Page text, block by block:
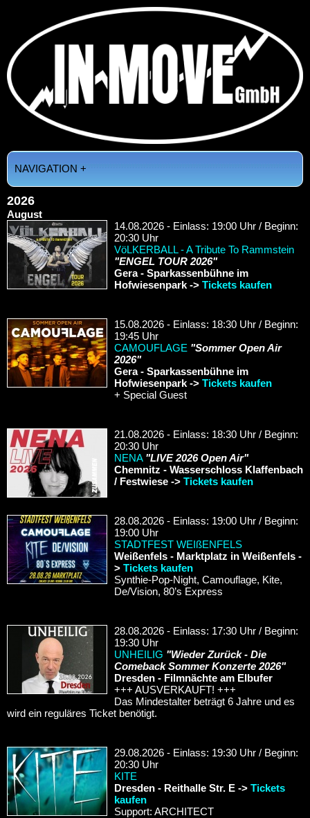
NAVIGATION +
2026
August
14.08.2026 - Einlass: 19:00 Uhr / Beginn:
20:30 Uhr
VöLKERBALL - A Tribute To Rammstein
"ENGEL TOUR 2026"
Gera - Sparkassenbühne im
Hofwiesenpark -> Tickets kaufen
15.08.2026 - Einlass: 18:30 Uhr / Beginn:
19:45 Uhr
CAMOUFLAGE "Sommer Open Air
2026"
Gera - Sparkassenbühne im
Hofwiesenpark -> Tickets kaufen
+ Special Guest
21.08.2026 - Einlass: 18:30 Uhr / Beginn:
20:30 Uhr
NENA "LIVE 2026 Open Air"
Chemnitz - Wasserschloss Klaffenbach
/ Festwiese -> Tickets kaufen
28.08.2026 - Einlass: 19:00 Uhr / Beginn:
19:00 Uhr
STADTFEST WEIßENFELS
Weißenfels - Marktplatz in Weißenfels -
> Tickets kaufen
Synthie-Pop-Night, Camouflage, Kite,
De/Vision, 80’s Express
28.08.2026 - Einlass: 17:30 Uhr / Beginn:
19:30 Uhr
UNHEILIG "Wieder Zurück - Die
Comeback Sommer Konzerte 2026"
Dresden - Filmnächte am Elbufer
+++ AUSVERKAUFT! +++
Das Mindestalter beträgt 6 Jahre und es
wird ein reguläres Ticket benötigt.
29.08.2026 - Einlass: 19:30 Uhr / Beginn:
20:30 Uhr
KITE
Dresden - Reithalle Str. E -> Tickets
kaufen
Support: ARCHITECT